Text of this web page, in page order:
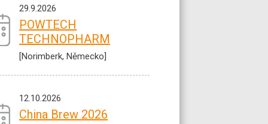
29.9.2026
POWTECH
TECHNOPHARM
[Norimberk, Německo]
12.10.2026
China Brew 2026